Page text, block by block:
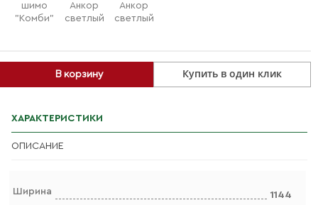
В корзину Купить в один клик
шимо
"Комби"
Анкор
светлый
Анкор
светлый
ХАРАКТЕРИСТИКИ
ОПИСАНИЕ
Ширина
1144